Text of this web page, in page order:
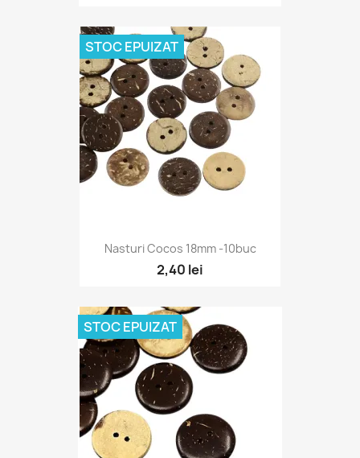
Nasturi Cocos 18mm -10buc
2,40 lei
STOC EPUIZAT
STOC EPUIZAT